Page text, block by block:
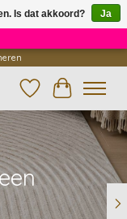
×
Verlanglijst
Is dat akkoord?
Ja